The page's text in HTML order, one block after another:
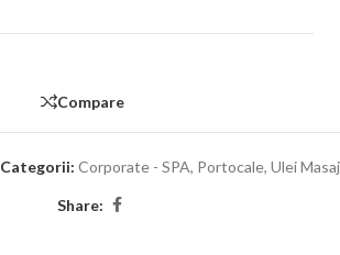
Compare
Categorii: Corporate - SPA, Portocale, Ulei Masaj
Share: